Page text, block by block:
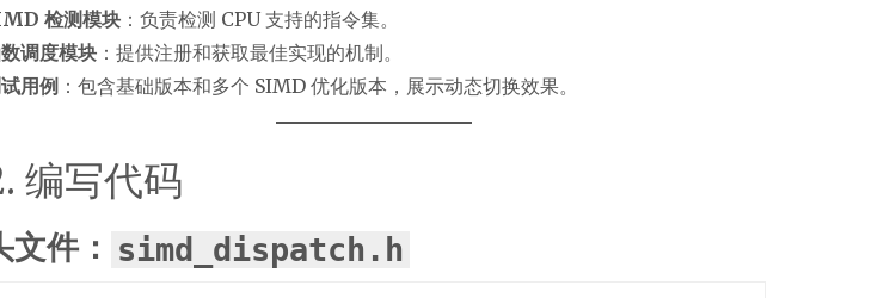
检测模块：负责检测 CPU 支持的指令集。
调度模块：提供注册和获取最佳实现的机制。
用例：包含基础版本和多个 SIMD 优化版本，展示动态切换效果。
编写代码
文件： simd_dispatch.h